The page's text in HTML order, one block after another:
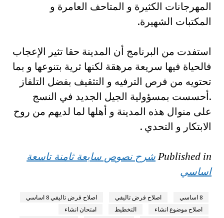
المهرجانات الكثيرة و المتاحف العامرة و
المكتبات الشهيرة.
استفدت من البرنامج أن المدينة حقا تثير الإعجاب
فالحياة فيها سريعة مرهقة لكنها ثرية بتنوعها و بما
تحتويه من فرص الترفيه و التثقيف بفضل التلفاز
.أحسست بمسؤولية الجيل الجديد في النسج
على منوال هذه المدينة و أهلها لما لديهم من روح
الابتكار و التحدي .
Published inشرح نصوص سابعة ثامنة تاسعة
اساسي
8 اساسي اصلاح فرض تاليفي
اصلاح فرض تاليفي 8 اساسي
اصلاح موضوع انشاء
التخطيط
امتحان انشاء